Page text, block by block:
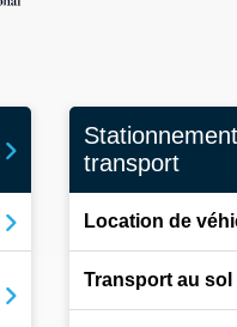
transport
Location de
Transport au sol